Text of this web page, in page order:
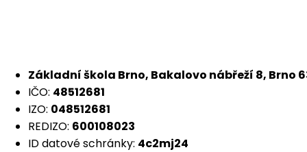
Základní škola Brno, Bakalovo nábřeží 8, Brno
IČO: 48512681
IZO: 048512681
REDIZO: 600108023
ID datové schránky: 4c2mj24